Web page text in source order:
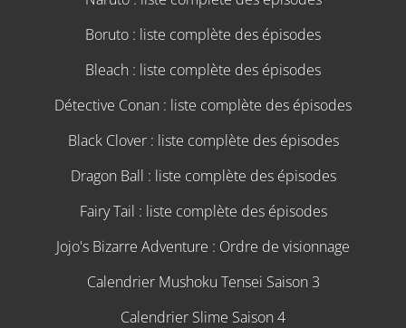
Boruto : liste complète des épisodes
Bleach : liste complète des épisodes
Détective Conan : liste complète des épisodes
Black Clover : liste complète des épisodes
Dragon Ball : liste complète des épisodes
Fairy Tail : liste complète des épisodes
Jojo's Bizarre Adventure : Ordre de visionnage
Calendrier Mushoku Tensei Saison 3
Calendrier Slime Saison 4